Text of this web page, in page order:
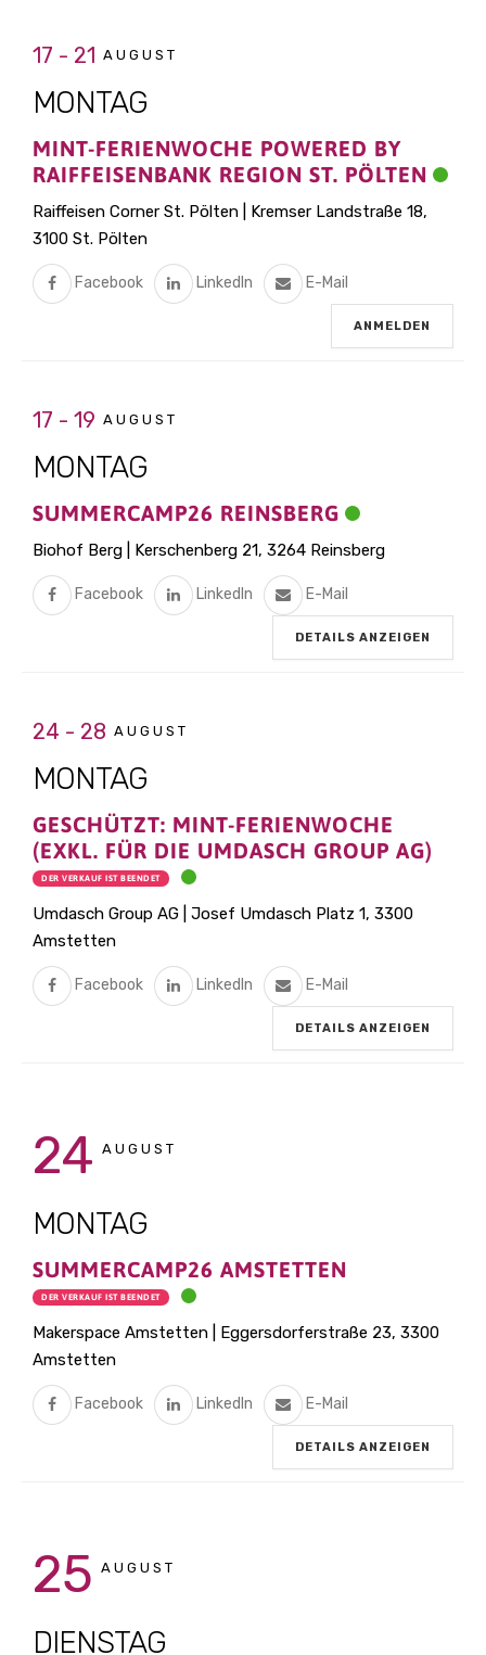
17 - 21 AUGUST
MONTAG
MINT-FERIENWOCHE POWERED BY
RAIFFEISENBANK REGION ST. PÖLTEN
Raiffeisen Corner St. Pölten | Kremser Landstraße 18,
3100 St. Pölten
Facebook LinkedIn E-Mail
ANMELDEN
17 - 19 AUGUST
MONTAG
SUMMERCAMP26 REINSBERG
Biohof Berg | Kerschenberg 21, 3264 Reinsberg
Facebook LinkedIn E-Mail
DETAILS ANZEIGEN
24 - 28 AUGUST
MONTAG
GESCHÜTZT: MINT-FERIENWOCHE
(EXKL. FÜR DIE UMDASCH GROUP AG)
DER VERKAUF IST BEENDET
Umdasch Group AG | Josef Umdasch Platz 1, 3300
Amstetten
Facebook LinkedIn E-Mail
DETAILS ANZEIGEN
24 AUGUST
MONTAG
SUMMERCAMP26 AMSTETTEN
DER VERKAUF IST BEENDET
Makerspace Amstetten | Eggersdorferstraße 23, 3300
Amstetten
Facebook LinkedIn E-Mail
DETAILS ANZEIGEN
25 AUGUST
DIENSTAG